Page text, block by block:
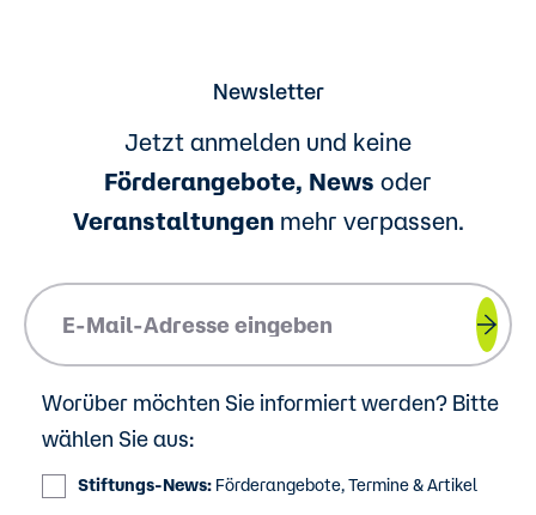
Newsletter
Jetzt anmelden und keine
Förderangebote, News oder
Veranstaltungen mehr verpassen.
Worüber möchten Sie informiert werden? Bitte
wählen Sie aus:
Stiftungs-News: Förderangebote, Termine & Artikel